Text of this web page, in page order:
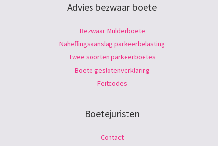
Advies bezwaar boete
Bezwaar Mulderboete
Naheffingsaanslag parkeerbelasting
Twee soorten parkeerboetes
Boete geslotenverklaring
Feitcodes
Boetejuristen
Contact